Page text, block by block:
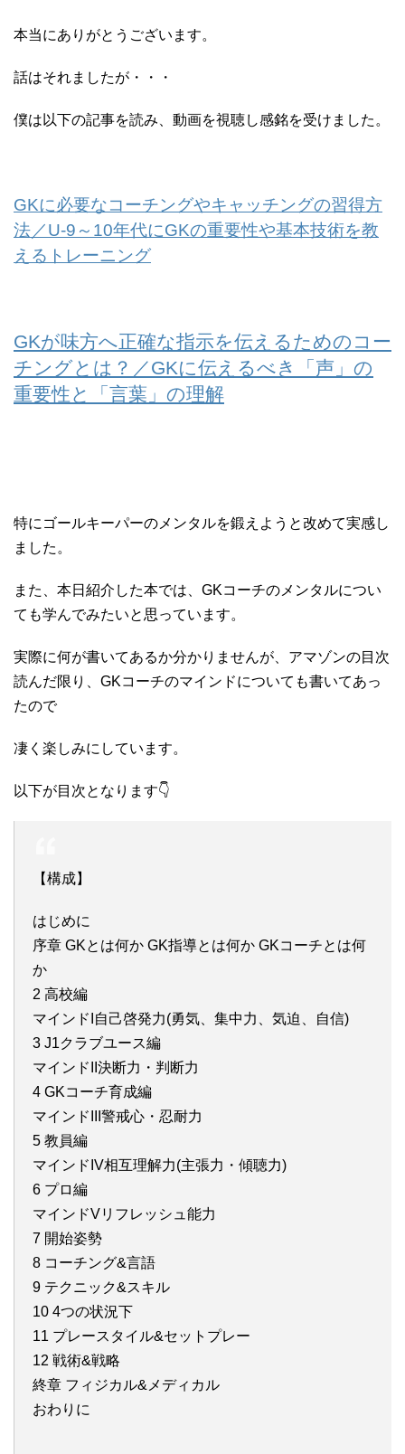
本当にありがとうございます。
話はそれましたが・・・
僕は以下の記事を読み、動画を視聴し感銘を受けました。
GKに必要なコーチングやキャッチングの習得方
法／U-9～10年代にGKの重要性や基本技術を教
えるトレーニング
GKが味方へ正確な指示を伝えるためのコー
チングとは？／GKに伝えるべき「声」の
重要性と「言葉」の理解
特にゴールキーパーのメンタルを鍛えようと改めて実感し
ました。
また、本日紹介した本では、GKコーチのメンタルについ
ても学んでみたいと思っています。
実際に何が書いてあるか分かりませんが、アマゾンの目次
読んだ限り、GKコーチのマインドについても書いてあっ
たので
凄く楽しみにしています。
以下が目次となります👇
【構成】
はじめに
序章 GKとは何か GK指導とは何か GKコーチとは何
か
2 高校編
マインドI自己啓発力(勇気、集中力、気迫、自信)
3 J1クラブユース編
マインドII決断力・判断力
4 GKコーチ育成編
マインドIII警戒心・忍耐力
5 教員編
マインドIV相互理解力(主張力・傾聴力)
6 プロ編
マインドVリフレッシュ能力
7 開始姿勢
8 コーチング&言語
9 テクニック&スキル
10 4つの状況下
11 プレースタイル&セットプレー
12 戦術&戦略
終章 フィジカル&メディカル
おわりに